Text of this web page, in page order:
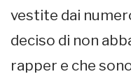
vestite dai
deciso di non
rapper e che